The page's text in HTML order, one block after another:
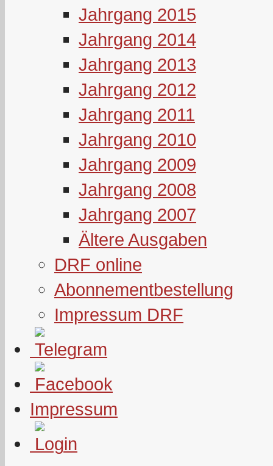
Jahrgang 2015
Jahrgang 2014
Jahrgang 2013
Jahrgang 2012
Jahrgang 2011
Jahrgang 2010
Jahrgang 2009
Jahrgang 2008
Jahrgang 2007
Ältere Ausgaben
DRF online
Abonnementbestellung
Impressum DRF
Impressum